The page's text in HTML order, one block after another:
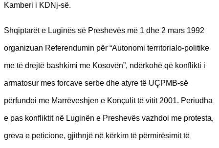
Kamberi i KDNj-së.
Shqiptarët e Luginës së Preshevës më 1 dhe 2 mars 1992
organizuan Referendumin për “Autonomi territorialo-politike
me të drejtë bashkimi me Kosovën”, ndërkohë që konflikti i
armatosur mes forcave serbe dhe atyre të UÇPMB-së
përfundoi me Marrëveshjen e Konçulit të vitit 2001. Periudha
e pas konfliktit në Luginën e Preshevës vazhdoi me protesta,
greva e peticione, gjithnjë në kërkim të përmirësimit të